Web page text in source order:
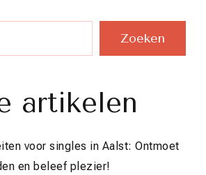
Zoeken
artikelen
voor singles in Aalst: Ontmoet
en beleef plezier!